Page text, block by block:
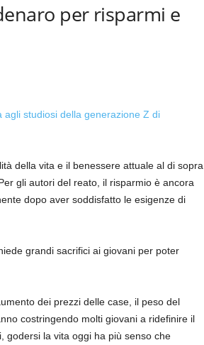
per risparmi e
agli studiosi della generazione Z di
della vita e il benessere attuale al di sopra
gli autori del reato, il risparmio è ancora
dopo aver soddisfatto le esigenze di
grandi sacrifici ai giovani per poter
dei prezzi delle case, il peso del
costringendo molti giovani a ridefinire il
godersi la vita oggi ha più senso che